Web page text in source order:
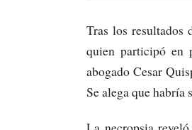
Tras los resultados
quien participó en
abogado Cesar
Se alega que